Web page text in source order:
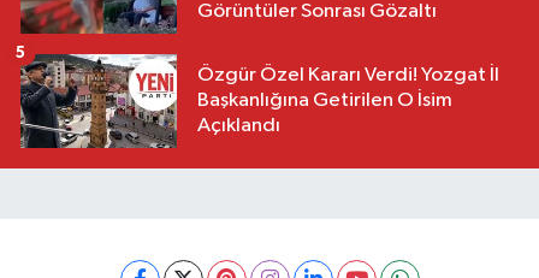
Görüntüler Sonrası Gözaltı
Özgür Özel Kararı Verdi! Yozgat İl
Başkanlığına Getirilen O İsim
Açıklandı
5